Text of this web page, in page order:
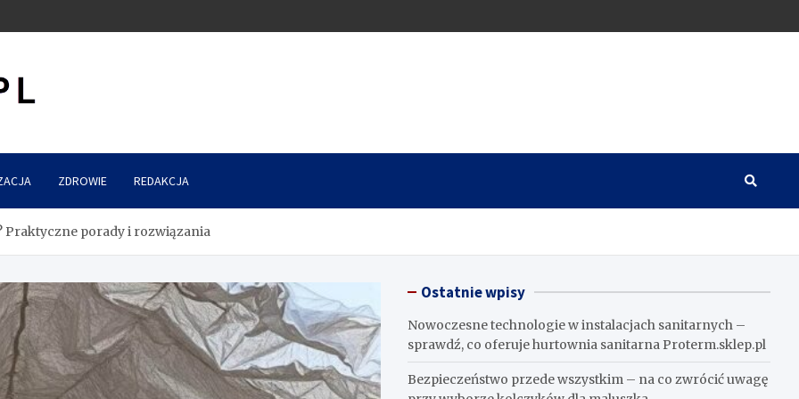
ZDROWIE REDAKCJA
Praktyczne porady i rozwiązania
Ostatnie wpisy
Nowoczesne technologie w instalacjach sanitarnych –
sprawdź, co oferuje hurtownia sanitarna Proterm.sklep.pl
Bezpieczeństwo przede wszystkim – na co zwrócić uwagę